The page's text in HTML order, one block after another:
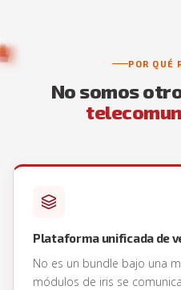
POR QUÉ
No somos
Plataforma unificada de
No es un bundle bajo una
módulos de iris se